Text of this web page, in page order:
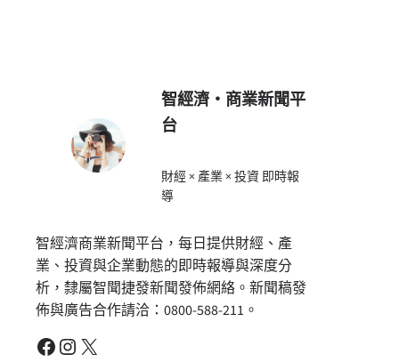
智經濟・商業新聞平
台
財經 × 產業 × 投資 即時報
導
智經濟商業新聞平台，每日提供財經、產
業、投資與企業動態的即時報導與深度分
析，隸屬智聞捷發新聞發佈網絡。新聞稿發
佈與廣告合作請洽：0800-588-211。
Facebook Instagram X